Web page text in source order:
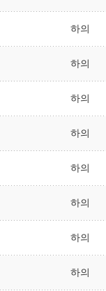
하의
하의
하의
하의
하의
하의
하의
하의